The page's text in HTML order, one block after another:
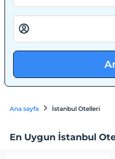
Ana sayfa İstanbul Otelleri
En Uygun İstanbul